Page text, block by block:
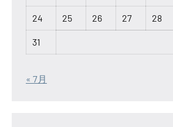
24 25 26 27 28
31
« 7月